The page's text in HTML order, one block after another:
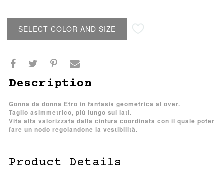
SELECT COLOR AND SIZE
Description
Gonna da donna Etro in fantasia geometrica al over.
Taglio asimmetrico, più lungo sui lati.
Vita alta valorizzata dalla cintura coordinata con il quale poter
fare un nodo regolandone la vestibilità.
Product Details